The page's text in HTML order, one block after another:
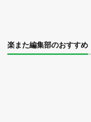
楽また編集部のおすすめ